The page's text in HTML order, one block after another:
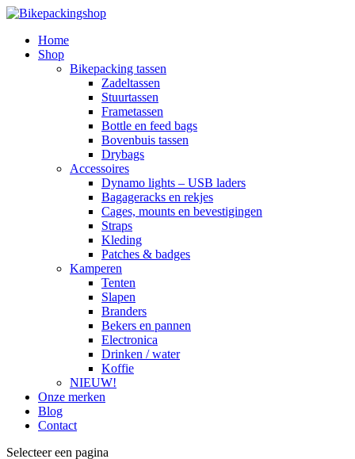
Home
Shop
Bikepacking tassen
Zadeltassen
Stuurtassen
Frametassen
Bottle en feed bags
Bovenbuis tassen
Drybags
Accessoires
Dynamo lights – USB laders
Bagageracks en rekjes
Cages, mounts en bevestigingen
Straps
Kleding
Patches & badges
Kamperen
Tenten
Slapen
Branders
Bekers en pannen
Electronica
Drinken / water
Koffie
NIEUW!
Onze merken
Blog
Contact
Selecteer een pagina